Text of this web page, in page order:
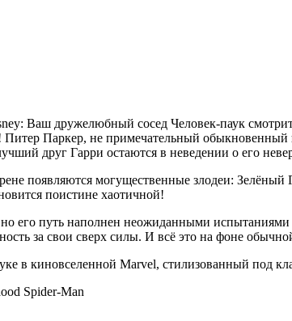
Ваш дружелюбный сосед Человек-паук
Питер Паркер, не примечательный
друг Гарри остаются в неведении о его
появляются могущественные злодеи:
поистине хаотичной!
его путь наполнен неожиданными
за свои сверх силы. И всё это на фоне
в киновселенной Marvel, стилизованный под
Spider-Man